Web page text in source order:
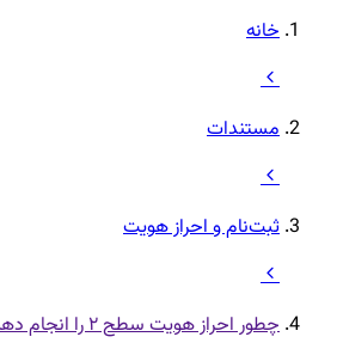
خانه
مستندات
ثبت‌نام و احراز هویت
چطور احراز هویت سطح ۲ را انجام دهم؟